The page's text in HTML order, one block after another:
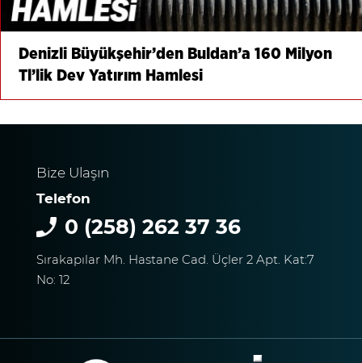
Denizli Büyükşehir’den Buldan’a 160 Milyon
Tl’lik Dev Yatırım Hamlesi
Bize Ulaşın
Telefon
0 (258) 262 37 36
Sırakapılar Mh. Hastane Cad. Üçler 2 Apt. Kat:7
No: 12